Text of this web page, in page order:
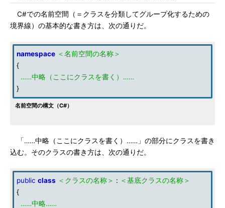
C#での名前空間（＝クラスを分類してグループ化するための
境界線）の基本的な書き方は、次の通りだ。
namespace ＜名前空間の名称＞
{
……中略（ここにクラスを書く）……
}
名前空間の構文（C#）
「……中略（ここにクラスを書く）……」の部分にクラスを書き
込む。そのクラスの書き方は、次の通りだ。
public class ＜クラスの名称＞ : ＜基底クラスの名称＞
{
……中略……